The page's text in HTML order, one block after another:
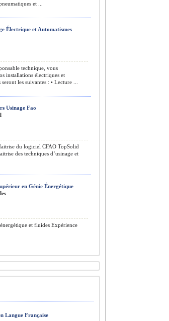
et ...
Électrique et Automatismes
technique, vous
installations électriques et
les suivantes : • Lecture ...
Usinage Fao
du logiciel CFAO TopSolid
des techniques d’usinage et
en Génie Énergétique
et fluides Expérience
Langue Française